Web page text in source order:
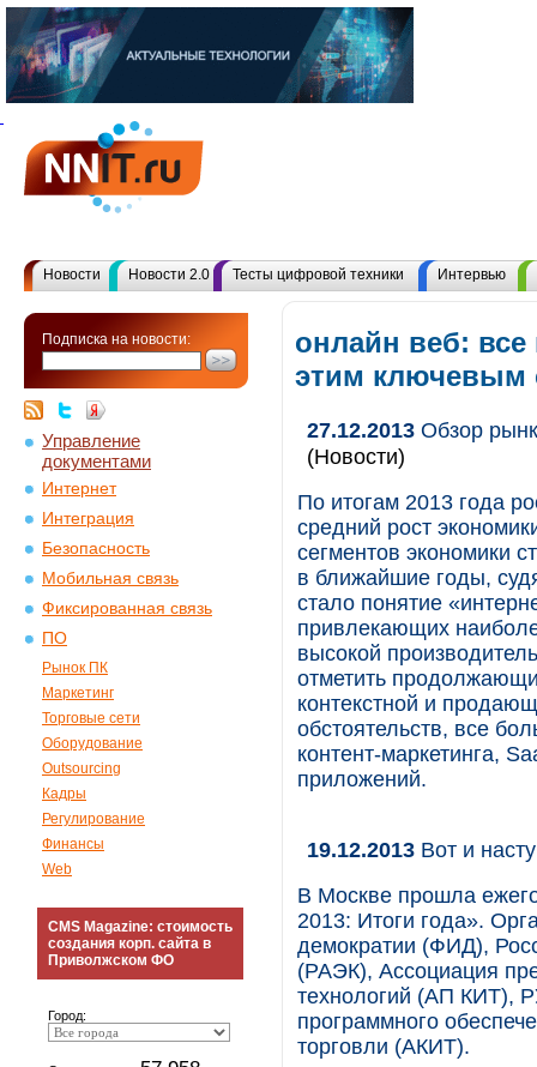
Новости Новости 2.0 Тесты цифровой техники Интервью
Подписка на новости:
Управление
документами
Интернет
Интеграция
Безопасность
Мобильная связь
Фиксированная связь
ПО
Рынок ПК
Маркетинг
Торговые сети
Оборудование
Outsourcing
Кадры
Регулирование
Финансы
Web
CMS Magazine: стоимость
создания корп. сайта в
Приволжском ФО
Город:
онлайн веб:
этим ключевым
27.12.2013 Обзор
(Новости)
По итогам 2013 года
средний рост
сегментов экономики
в ближайшие годы,
стало понятие
привлекающих
высокой
отметить
контекстной и
обстоятельств, все
контент-маркетинга,
приложений.
19.12.2013 Вот и
В Москве прошла
2013: Итоги года».
демократии (ФИД),
(РАЭК), Ассоциация
технологий (АП КИТ),
программного
торговли (АКИТ).